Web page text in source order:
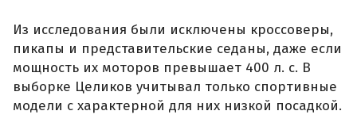
Из исследования были исключены кроссоверы,
пикапы и представительские седаны, даже если
мощность их моторов превышает 400 л. с. В
выборке Целиков учитывал только спортивные
модели с характерной для них низкой посадкой.